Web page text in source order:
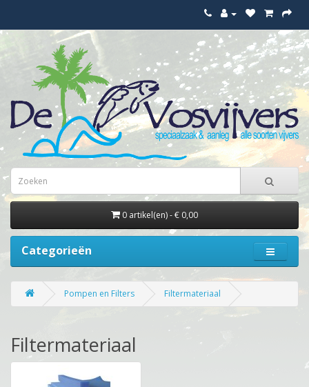
0 artikel(en) - € 0,00
Categorieën
Pompen en Filters Filtermateriaal
Filtermateriaal